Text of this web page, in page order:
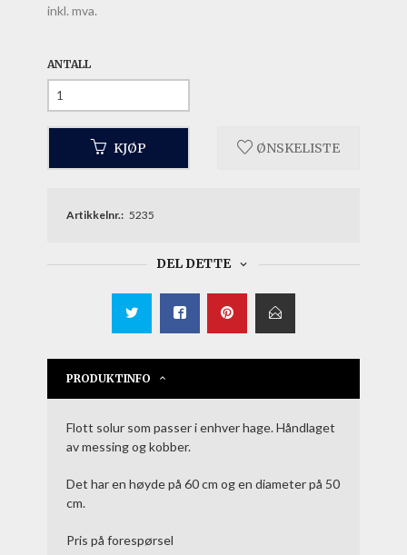
inkl. mva.
ANTALL
KJØP ØNSKELISTE
Artikkelnr.: 5235
DEL DETTE
PRODUKTINFO
Flott solur som passer i enhver hage. Håndlaget
av messing og kobber.
Det har en høyde på 60 cm og en diameter på 50
cm.
Pris på forespørsel